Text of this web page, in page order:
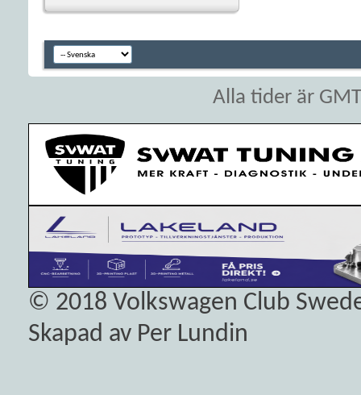
Alla tider är
© 2018 Volkswagen Club
Skapad av Per Lundin